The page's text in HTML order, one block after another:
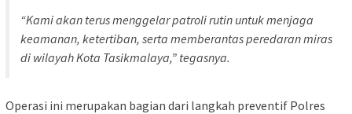
“Kami akan terus menggelar patroli rutin untuk menjaga
keamanan, ketertiban, serta memberantas peredaran miras
di wilayah Kota Tasikmalaya,” tegasnya.
Operasi ini merupakan bagian dari langkah preventif Polres